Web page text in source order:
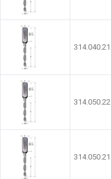
314.040.21
314.050.22
314.050.21